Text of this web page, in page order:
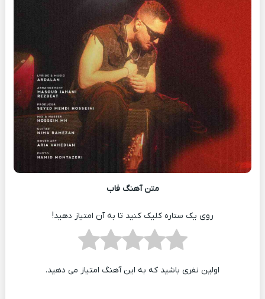
متن آهنگ فاب
روی یک ستاره کلیک کنید تا به آن امتیاز دهید!
اولین نفری باشید که به این آهنگ امتیاز می دهید.